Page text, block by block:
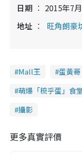
日期
2015年7
地址
旺角朗豪
Mall王 蛋黃哥
萌爆「梳乎蛋」食
攝影
更多真實評價